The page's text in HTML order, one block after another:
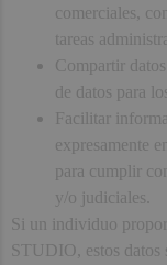
comerciales,
tareas
Compartir
de datos para
Facilitar
expresamente
para cumplir
y/o judiciales.
Si un individuo
STUDIO, estos datos